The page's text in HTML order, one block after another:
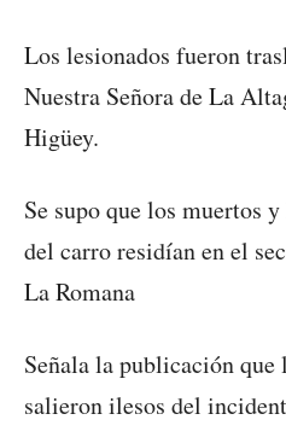
Los lesionados fueron
Nuestra Señora de La
Higüey.
Se supo que los muertos
del carro residían en el
La Romana
Señala la publicación
salieron ilesos del